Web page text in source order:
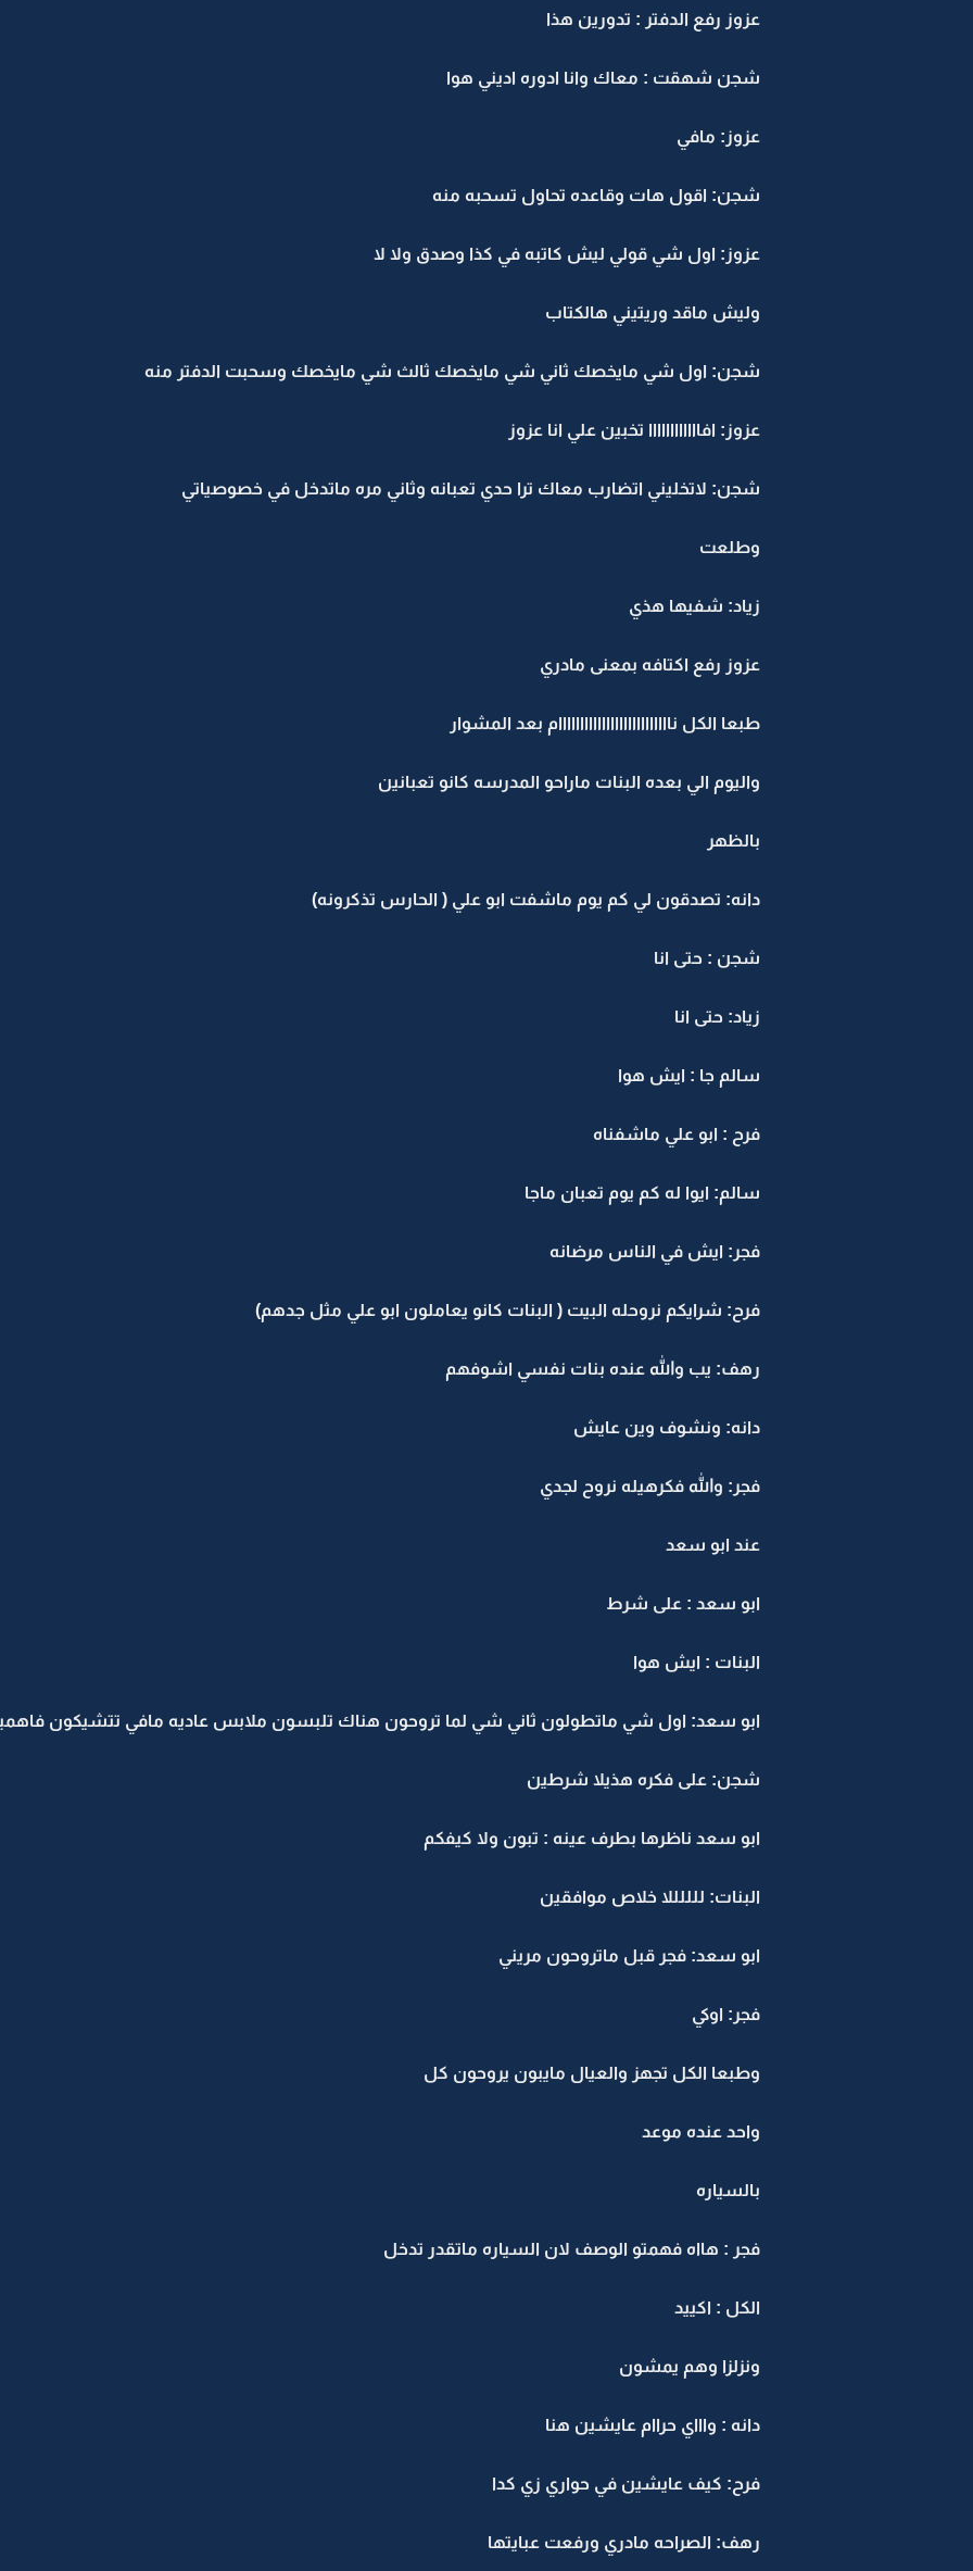
عزوز رفع الدفتر : تدورين هذا
شجن شهقت : معاك وانا ادوره اديني هوا
عزوز: مافي
شجن: اقول هات وقاعده تحاول تسحبه منه
عزوز: اول شي قولي ليش كاتبه في كذا وصدق ولا لا
وليش ماقد وريتيني هالكتاب
شجن: اول شي مايخصك ثاني شي مايخصك ثالث شي مايخصك وسحبت الدفتر منه
عزوز: افاااااااااااا تخبين علي انا عزوز
شجن: لاتخليني اتضارب معاك ترا حدي تعبانه وثاني مره ماتدخل في خصوصياتي
وطلعت
زياد: شفيها هذي
عزوز رفع اكتافه بمعنى مادري
طبعا الكل ناااااااااااااااااااااااااام بعد المشوار
واليوم الي بعده البنات ماراحو المدرسه كانو تعبانين
بالظهر
دانه: تصدقون لي كم يوم ماشفت ابو علي ( الحارس تذكرونه)
شجن : حتى انا
زياد: حتى انا
سالم جا : ايش هوا
فرح : ابو علي ماشفناه
سالم: ايوا له كم يوم تعبان ماجا
فجر: ايش في الناس مرضانه
فرح: شرايكم نروحله البيت ( البنات كانو يعاملون ابو علي مثل جدهم)
رهف: يب والله عنده بنات نفسي اشوفهم
دانه: ونشوف وين عايش
فجر: والله فكرهيله نروح لجدي
عند ابو سعد
ابو سعد : على شرط
البنات : ايش هوا
ابو سعد: اول شي ماتطولون ثاني شي لما تروحون هناك تلبسون ملابس عاديه مافي تتشيكون
شجن: على فكره هذيلا شرطين
ابو سعد ناظرها بطرف عينه : تبون ولا كيفكم
البنات: للللللا خلاص موافقين
ابو سعد: فجر قبل ماتروحون مريني
فجر: اوكي
وطبعا الكل تجهز والعيال مايبون يروحون كل
واحد عنده موعد
بالسياره
فجر : هااه فهمتو الوصف لان السياره ماتقدر تدخل
الكل : اكييد
ونزلزا وهم يمشون
دانه : واااي حراام عايشين هنا
فرح: كيف عايشين في حواري زي كدا
رهف: الصراحه مادري ورفعت عبايتها